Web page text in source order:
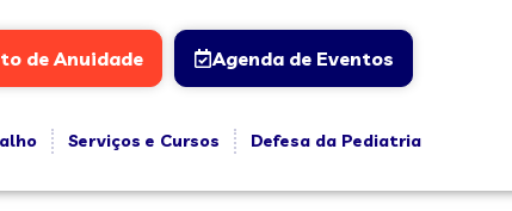
de Anuidade Agenda de Eventos
Serviços e Cursos
Defesa da Pediatria